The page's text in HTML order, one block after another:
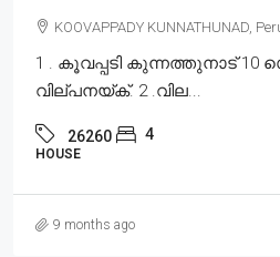
KOOVAPPADY KUNNATHUNAD,
1 . കൂവപ്പടി കുന്നത്തുനാട് 10
വില്പനയ്ക്. 2 .വില...
26260 4
HOUSE
9 months ago